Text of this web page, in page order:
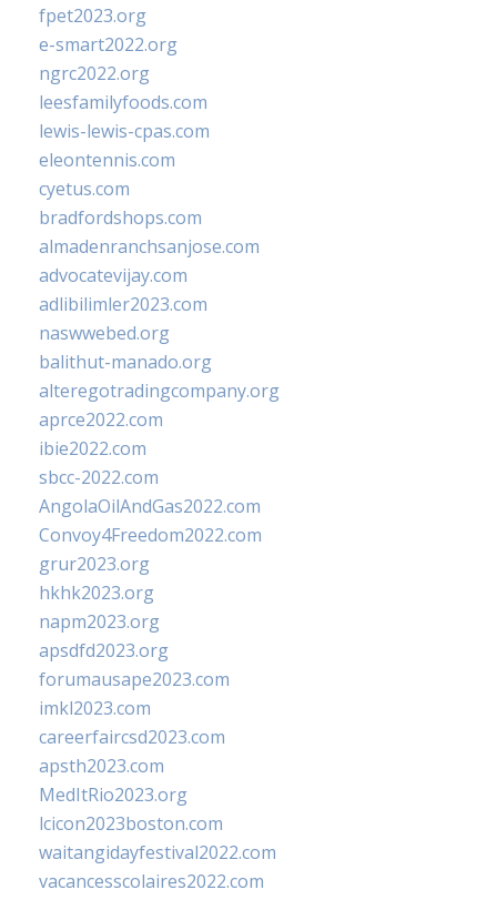
fpet2023.org
e-smart2022.org
ngrc2022.org
leesfamilyfoods.com
lewis-lewis-cpas.com
eleontennis.com
cyetus.com
bradfordshops.com
almadenranchsanjose.com
advocatevijay.com
adlibilimler2023.com
naswwebed.org
balithut-manado.org
alteregotradingcompany.org
aprce2022.com
ibie2022.com
sbcc-2022.com
AngolaOilAndGas2022.com
Convoy4Freedom2022.com
grur2023.org
hkhk2023.org
napm2023.org
apsdfd2023.org
forumausape2023.com
imkl2023.com
careerfaircsd2023.com
apsth2023.com
MedItRio2023.org
lcicon2023boston.com
waitangidayfestival2022.com
vacancesscolaires2022.com